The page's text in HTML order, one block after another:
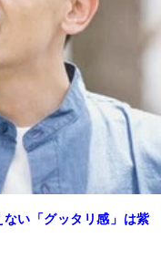
い「グッタリ感」は紫